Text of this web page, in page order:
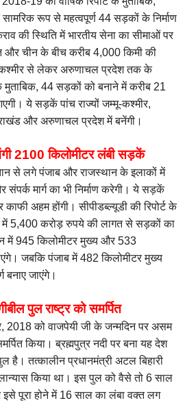
सामरिक रूप से महत्वपूर्ण 44 सड़कों के निर्माण
की स्थिति में भारतीय सेना का सीमाओं पर
और चीन के बीच करीब 4,000 किमी की
कश्मीर से लेकर अरुणाचल प्रदेश तक के
मुताबिक, 44 सड़कों को बनाने में करीब 21
ये सड़कें पांच राज्यों जम्मू-कश्मीर,
और अरुणाचल प्रदेश में बनेंगी।
2100 किलोमीटर लंबी सड़कें
से लगे पंजाब और राजस्थान के इलाकों में
मार्ग का भी निर्माण करेगी। ये सड़कें
अहम होंगी। सीपीडब्ल्यूडी की रिपोर्ट के
में 5,400 करोड़ रुपये की लागत से सड़कों का
में 945 किलोमीटर मुख्य और 533
जबकि पंजाब में 482 किलोमीटर मुख्य
बनाए जाएंगे।
पुल राष्ट्र को समर्पित
2018 को वाजपेयी जी के जन्मदिन पर असम
किया। ब्रह्मपुत्र नदी पर बना यह देश
तत्कालीन प्रधानमंत्री अटल बिहारी
किया था। इस पुल को वैसे तो 6 साल
इसे पूरा होने में 16 साल का लंबा वक्त लग